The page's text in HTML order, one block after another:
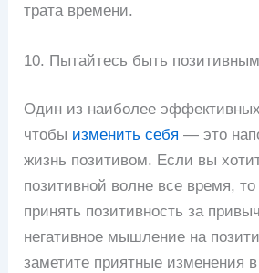
трата времени.
10. Пытайтесь быть позитивным
Один из наиболее
чтобы изменить себя — это
жизнь позитивом. Если вы
позитивной волне все время,
принять позитивность за
негативное мышление на
заметите приятные изменения